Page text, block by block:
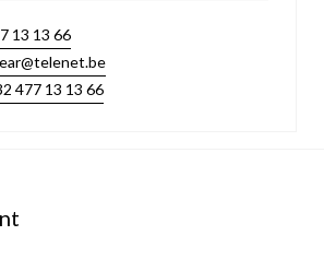
13 13 66
477 13 13 66